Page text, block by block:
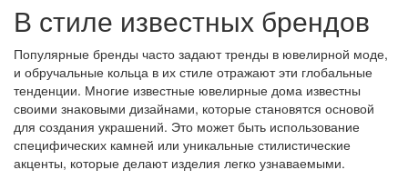
В стиле известных брендов
Популярные бренды часто задают тренды в ювелирной моде,
и обручальные кольца в их стиле отражают эти глобальные
тенденции. Многие известные ювелирные дома известны
своими знаковыми дизайнами, которые становятся основой
для создания украшений. Это может быть использование
специфических камней или уникальные стилистические
акценты, которые делают изделия легко узнаваемыми.